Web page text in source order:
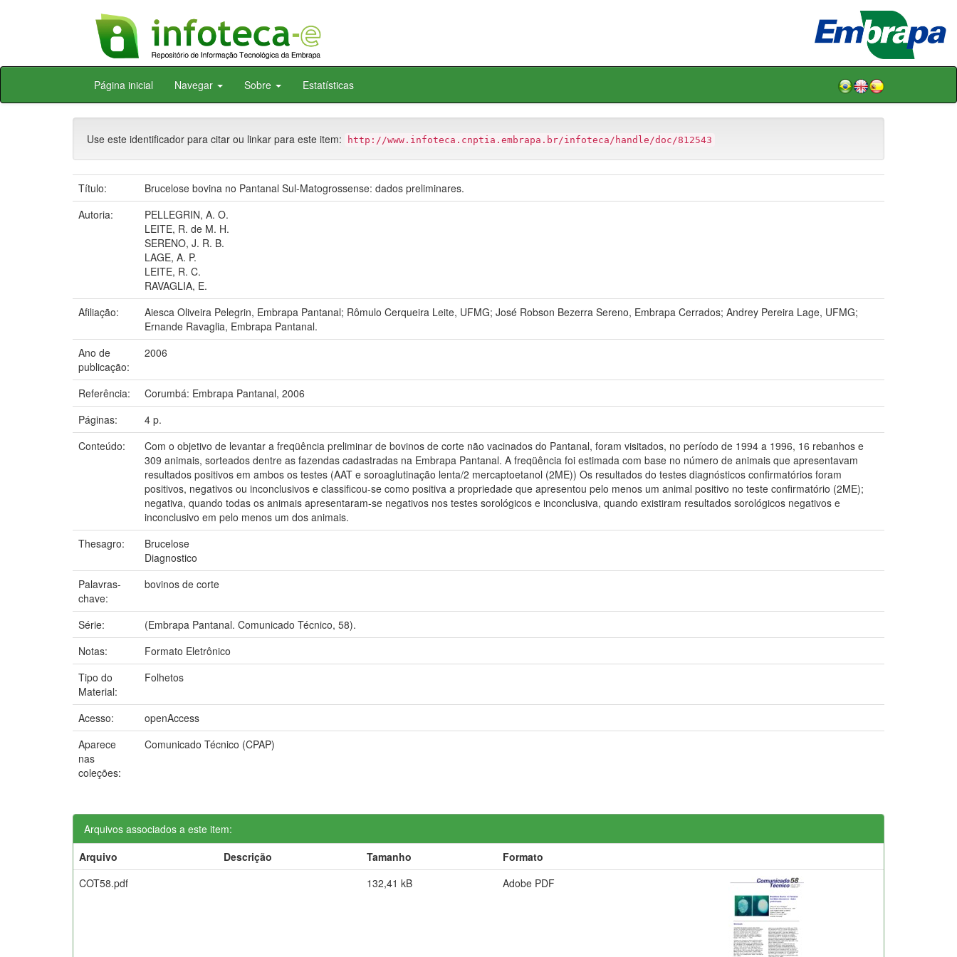
Skip
Página inicial Navegar Sobre Estatísticas
Use este identificador para citar ou linkar para este item: http://www.infoteca.cnptia.embrapa.br/infoteca/handle/doc/812543
Título:
Brucelose bovina no Pantanal Sul-Matogrossense: dados preliminares.
Autoria:
PELLEGRIN, A. O.
LEITE, R. de M. H.
SERENO, J. R. B.
LAGE, A. P.
LEITE, R. C.
RAVAGLIA, E.
Afiliação:
Aiesca Oliveira Pelegrin, Embrapa Pantanal; Rômulo Cerqueira Leite, UFMG; José Robson Bezerra Sereno, Embrapa Cerrados; Andrey Pereira Lage, UFMG;
Ernande Ravaglia, Embrapa Pantanal.
Ano de
publicação:
2006
Referência:
Corumbá: Embrapa Pantanal, 2006
Páginas:
4 p.
Conteúdo:
Com o objetivo de levantar a freqüência preliminar de bovinos de corte não vacinados do Pantanal, foram visitados, no período de 1994 a 1996, 16 rebanhos e
309 animais, sorteados dentre as fazendas cadastradas na Embrapa Pantanal. A freqüência foi estimada com base no número de animais que apresentavam
resultados positivos em ambos os testes (AAT e soroaglutinação lenta/2 mercaptoetanol (2ME)) Os resultados do testes diagnósticos confirmatórios foram
positivos, negativos ou inconclusivos e classificou-se como positiva a propriedade que apresentou pelo menos um animal positivo no teste confirmatório (2ME);
negativa, quando todas os animais apresentaram-se negativos nos testes sorológicos e inconclusiva, quando existiram resultados sorológicos negativos e
inconclusivo em pelo menos um dos animais.
Thesagro:
Brucelose
Diagnostico
Palavras-
chave:
bovinos de corte
Série:
(Embrapa Pantanal. Comunicado Técnico, 58).
Notas:
Formato Eletrônico
Tipo do
Material:
Folhetos
Acesso:
openAccess
Aparece
nas
coleções:
Comunicado Técnico (CPAP)
Arquivos associados a este item:
Arquivo
Descrição Tamanho
Formato
COT58.pdf
132,41 kB Adobe PDF